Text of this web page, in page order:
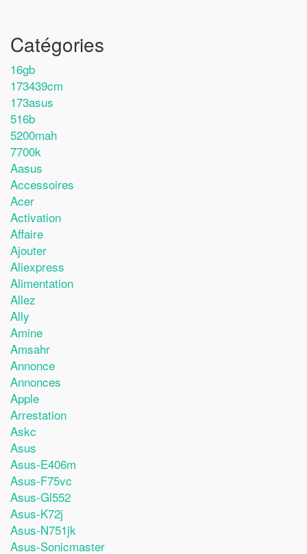
Catégories
16gb
173439cm
173asus
516b
5200mah
7700k
Aasus
Accessoires
Acer
Activation
Affaire
Ajouter
Aliexpress
Alimentation
Allez
Ally
Amine
Amsahr
Annonce
Annonces
Apple
Arrestation
Askc
Asus
Asus-E406m
Asus-F75vc
Asus-Gl552
Asus-K72j
Asus-N751jk
Asus-Sonicmaster